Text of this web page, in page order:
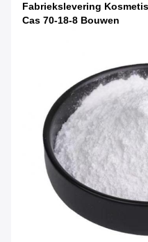
Fabriekslevering
Cas 70-18-8 Bouwen